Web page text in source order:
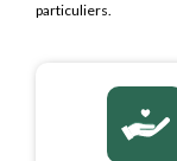
particuliers.